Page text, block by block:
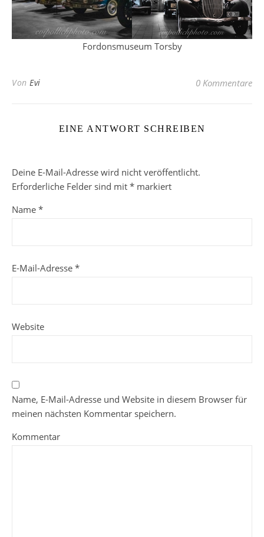
Fordonsmuseum Torsby
Von Evi 0 Kommentare
EINE ANTWORT SCHREIBEN
Deine E-Mail-Adresse wird nicht veröffentlicht.
Erforderliche Felder sind mit * markiert
Name *
E-Mail-Adresse *
Website
Name, E-Mail-Adresse und Website in diesem Browser für
meinen nächsten Kommentar speichern.
Kommentar